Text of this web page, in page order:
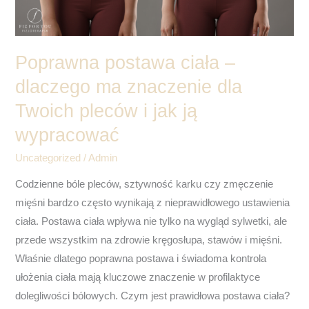
Poprawna postawa ciała –
dlaczego ma znaczenie dla
Twoich pleców i jak ją
wypracować
Uncategorized /Admin
Codzienne bóle pleców, sztywność karku czy zmęczenie
mięśni bardzo często wynikają z nieprawidłowego ustawienia
ciała. Postawa ciała wpływa nie tylko na wygląd sylwetki, ale
przede wszystkim na zdrowie kręgosłupa, stawów i mięśni.
Właśnie dlatego poprawna postawa i świadoma kontrola
ułożenia ciała mają kluczowe znaczenie w profilaktyce
dolegliwości bólowych. Czym jest prawidłowa postawa ciała?
dla
Twoich
pleców
jak
wypracować